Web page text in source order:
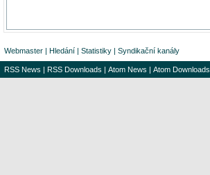
Webmaster | Hledání | Statistiky | Syndikační kanály
RSS News | RSS Downloads | Atom News | Atom Downloads